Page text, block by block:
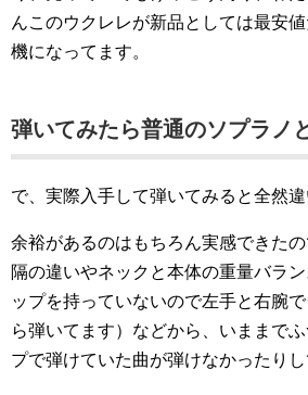
んこのウクレレが新品としては最安
機になってます。
弾いてみたら普通のソプラノ
で、実際入手して弾いてみると全然違
余裕があるのはもちろん実感できた
隔の違いやネックと本体の重量バラ
ップを持っていないので左手と右腕
ら弾いてます）などから、いままで
プで弾けていた曲が弾けなかったりし